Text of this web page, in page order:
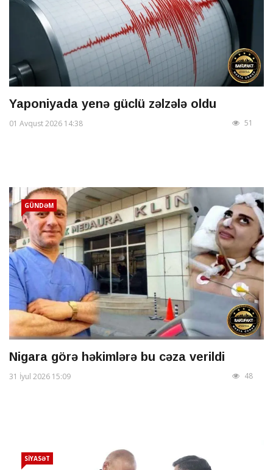
Yaponiyada yenə güclü zəlzələ oldu
01 Avqust 2026 14:38 51
GÜNDƏM
Nigara görə həkimlərə bu cəza verildi
31 İyul 2026 15:09 48
SİYASƏT